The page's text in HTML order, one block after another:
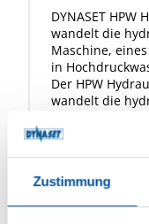
Zustimmung
DYNASET
wandelt die
Maschine,
in
Der HPW
wandelt die